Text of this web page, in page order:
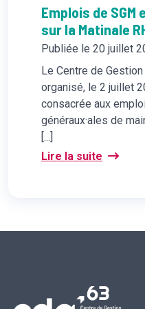
Emplois de SGM
sur la Matinale
Publiée le 20 juillet
Le Centre de
organisé, le 2 juillet
consacrée aux
généraux·ales de
[...]
Lire la suite